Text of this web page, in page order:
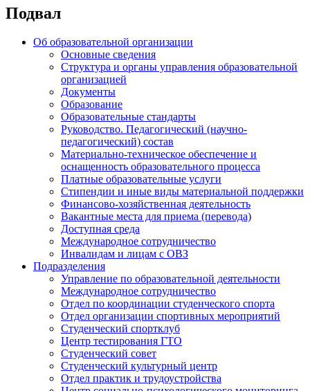
Подвал
Об образовательной организации
Основные сведения
Структура и органы управления образовательной
организацией
Документы
Образование
Образовательные стандарты
Руководство. Педагогический (научно-
педагогический) состав
Материально-техническое обеспечение и
оснащенность образовательного процесса
Платные образовательные услуги
Стипендии и иные виды материальной поддержки
Финансово-хозяйственная деятельность
Вакантные места для приема (перевода)
Доступная среда
Международное сотрудничество
Инвалидам и лицам с ОВЗ
Подразделения
Управление по образовательной деятельности
Международное сотрудничество
Отдел по координации студенческого спорта
Отдел организации спортивных мероприятий
Студенческий спортклуб
Центр тестирования ГТО
Студенческий совет
Студенческий культурный центр
Отдел практик и трудоустройства